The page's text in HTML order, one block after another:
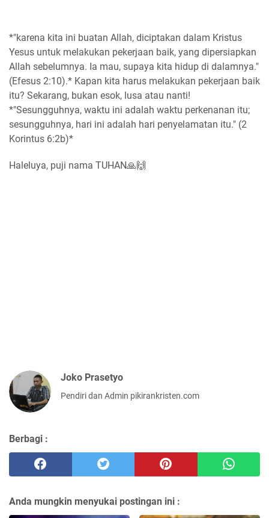
*"karena kita ini buatan Allah, diciptakan dalam Kristus
Yesus untuk melakukan pekerjaan baik, yang dipersiapkan
Allah sebelumnya. Ia mau, supaya kita hidup di dalamnya."
(Efesus 2:10).* Kapan kita harus melakukan pekerjaan baik
itu? Sekarang, bukan esok, lusa atau nanti!
*"Sesungguhnya, waktu ini adalah waktu perkenanan itu;
sesungguhnya, hari ini adalah hari penyelamatan itu." (2
Korintus 6:2b)*
Haleluya, puji nama TUHAN🙏🙌
Joko Prasetyo
Pendiri dan Admin pikirankristen.com
Berbagi :
Anda mungkin menyukai postingan ini :